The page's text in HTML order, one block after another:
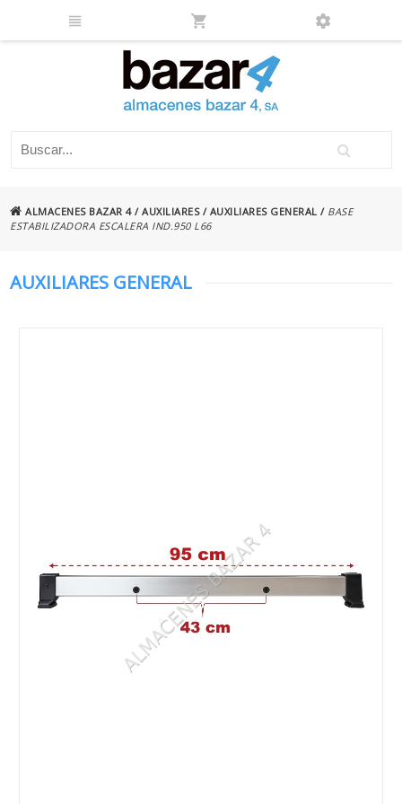
ALMACENES BAZAR 4/AUXILIARES/ AUXILIARES GENERAL / BASE
ESTABILIZADORA ESCALERA IND.950 L66
AUXILIARES GENERAL